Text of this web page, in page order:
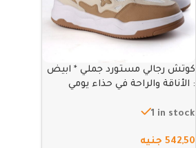
كوتش رجالي مستورد جملي * ابيض
: الأناقة والراحة في حذاء يومي
1 in stock
542,50 جنيه